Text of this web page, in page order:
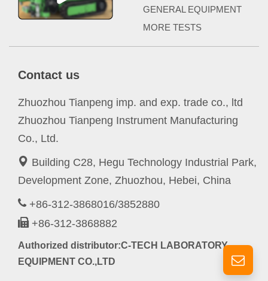
GENERAL EQUIPMENT
MORE TESTS
Contact us
Zhuozhou Tianpeng imp. and exp. trade co., ltd
Zhuozhou Tianpeng Instrument Manufacturing
Co., Ltd.
Building C28, Hegu Technology Industrial Park,
Development Zone, Zhuozhou, Hebei, China
+86-312-3868016/3852880
+86-312-3868882
Authorized distributor:C-TECH LABORATORY
EQUIPMENT CO.,LTD